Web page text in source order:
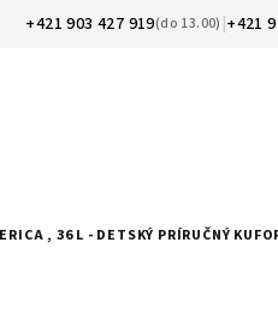
+421 903 427 919(do 13.00) +421
, 36 L - DETSKÝ PRÍRUČNÝ